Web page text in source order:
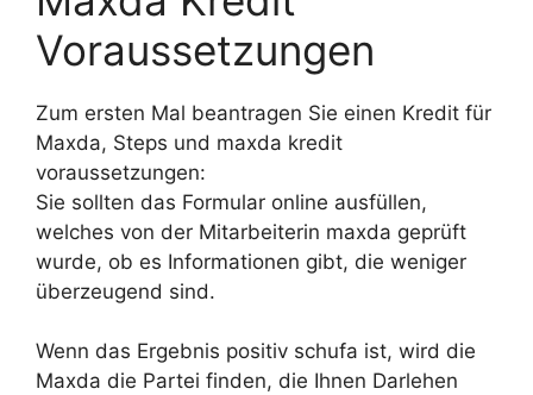
Voraussetzungen
Zum ersten Mal beantragen Sie einen Kredit für
Maxda, Steps und maxda kredit
voraussetzungen:
Sie sollten das Formular online ausfüllen,
welches von der Mitarbeiterin maxda geprüft
wurde, ob es Informationen gibt, die weniger
überzeugend sind.
Wenn das Ergebnis positiv schufa ist, wird die
Maxda die Partei finden, die Ihnen Darlehen